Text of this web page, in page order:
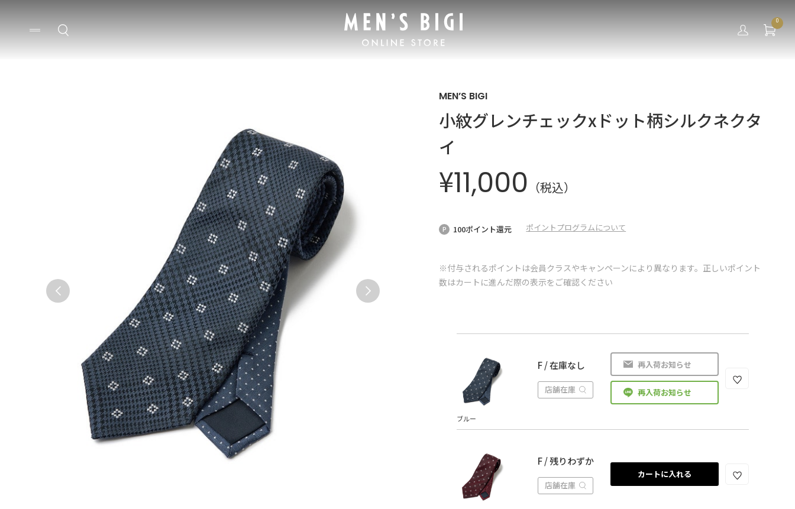
0
MEN’S BIGI
小紋グレンチェックxドット柄シルクネクタ
イ
¥11,000 （税込）
100ポイント還元 ポイントプログラムについて
※付与されるポイントは会員クラスやキャンペーンにより異なります。正しいポイント
数はカートに進んだ際の表示をご確認ください
ブルー
F / 在庫なし
店舗在庫
再入荷お知らせ
再入荷お知らせ
F / 残りわずか
店舗在庫
カートに入れる